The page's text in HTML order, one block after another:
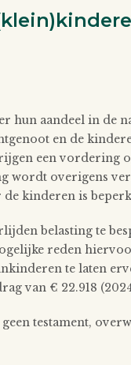
hun aandeel in de
en de
een vordering
wordt overigens
kinderen is
belasting te
reden
te laten
van € 22.918
testament,